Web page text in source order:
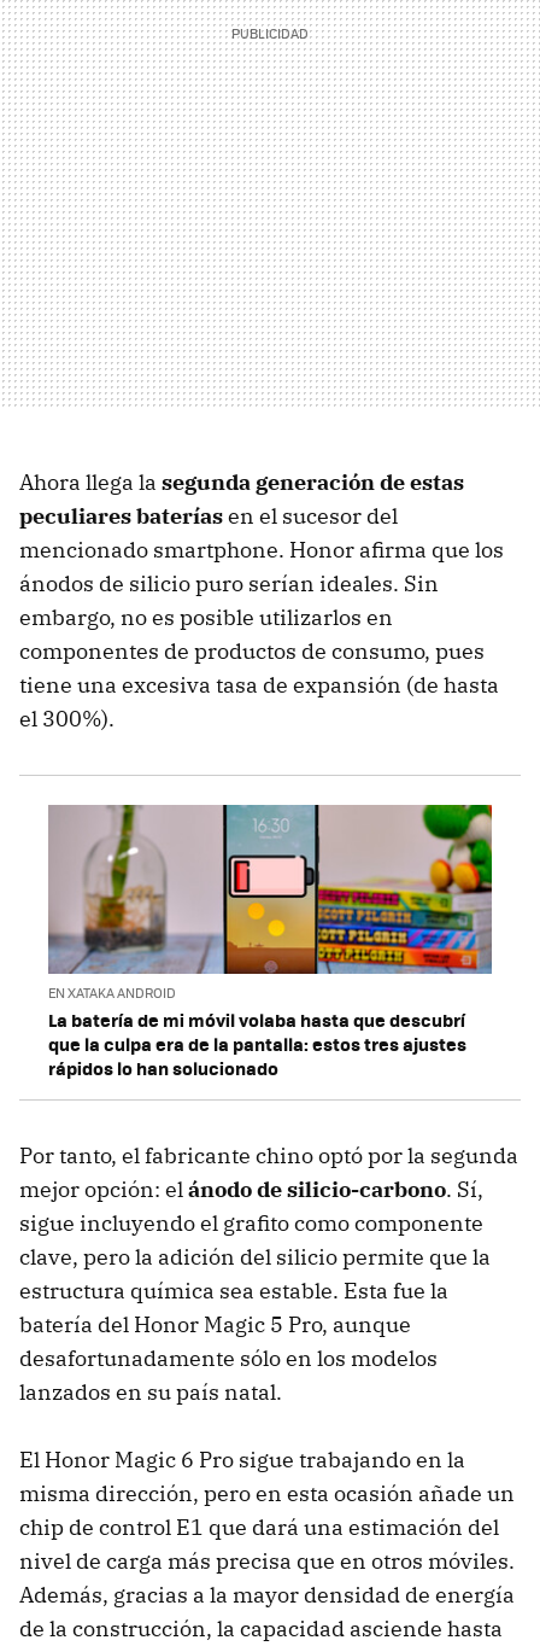
Ahora llega la segunda generación de estas
peculiares bateríasen el sucesor del
mencionado smartphone. Honor afirma que los
ánodos de silicio puro serían ideales. Sin
embargo, no es posible utilizarlos en
componentes de productos de consumo, pues
tiene una excesiva tasa de expansión (de hasta
el 300%).
EN XATAKA ANDROID
La batería de mi móvil volaba hasta que descubrí
que la culpa era de la pantalla: estos tres ajustes
rápidos lo han solucionado
Por tanto, el fabricante chino optó por la segunda
mejor opción: elánodo de silicio-carbono. Sí,
sigue incluyendo el grafito como componente
clave, pero la adición del silicio permite que la
estructura química sea estable. Esta fue la
batería del Honor Magic 5 Pro, aunque
desafortunadamente sólo en los modelos
lanzados en su país natal.
El Honor Magic 6 Pro sigue trabajando en la
misma dirección, pero en esta ocasión añade un
chip de control E1 que dará una estimación del
nivel de carga más precisa que en otros móviles.
Además, gracias a la mayor densidad de energía
de la construcción, la capacidad asciende hasta